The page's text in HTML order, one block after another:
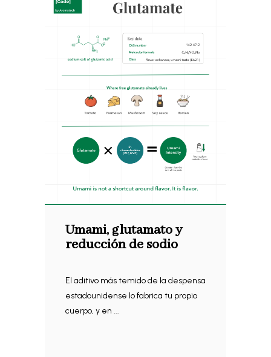
Umami, glutamato y
reducción de sodio
El aditivo más temido de la despensa
estadounidense lo fabrica tu propio
cuerpo, y en ...